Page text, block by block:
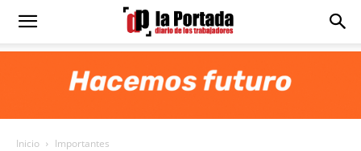
Diario
Inicio Importantes